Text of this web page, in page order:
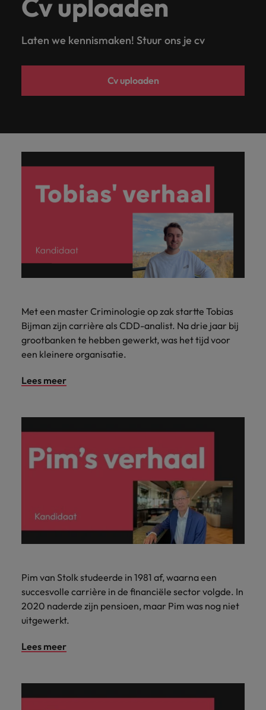
Cv uploaden
Laten we kennismaken! Stuur ons je cv
Cv uploaden
Met een master Criminologie op zak startte Tobias
Bijman zijn carrière als CDD-analist. Na drie jaar bij
grootbanken te hebben gewerkt, was het tijd voor
een kleinere organisatie.
Lees meer
Pim van Stolk studeerde in 1981 af, waarna een
succesvolle carrière in de financiële sector volgde. In
2020 naderde zijn pensioen, maar Pim was nog niet
uitgewerkt.
Lees meer